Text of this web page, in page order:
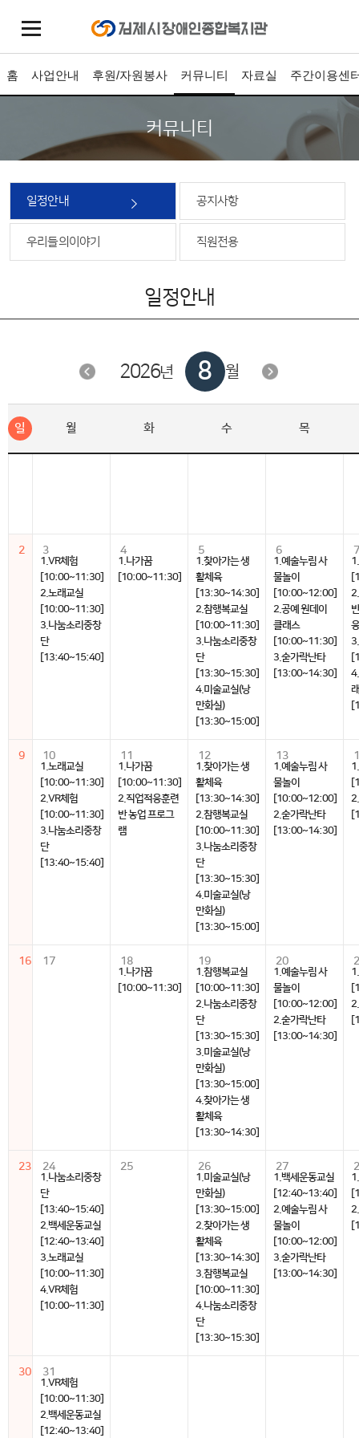
홈 사업안내 후원/자원봉사 커뮤니티 자료실 주간이용센
커뮤니티
일정안내 공지사항
우리들의이야기 직원전용
일정안내
2026년 8 월
일 월 화 수 목
2 3
1.VR체험
[10:00~11:30]
2.노래교실
[10:00~11:30]
3.나눔소리중창
단
[13:40~15:40]
4
1.나가꿈
[10:00~11:30]
5
1.찾아가는 생
활체육
[13:30~14:30]
2.참행복교실
[10:00~11:30]
3.나눔소리중창
단
[13:30~15:30]
4.미술교실(낭
만화실)
[13:30~15:00]
6
1.예술누림 사
물놀이
[10:00~12:00]
2.공예 원데이
클래스
[10:00~11:30]
3.숟가락난타
[13:00~14:30]
7
9 10
1.노래교실
[10:00~11:30]
2.VR체험
[10:00~11:30]
3.나눔소리중창
단
[13:40~15:40]
11
1.나가꿈
[10:00~11:30]
2.직업적응훈련
반 농업 프로그
램
12
1.찾아가는 생
활체육
[13:30~14:30]
2.참행복교실
[10:00~11:30]
3.나눔소리중창
단
[13:30~15:30]
4.미술교실(낭
만화실)
[13:30~15:00]
13
1.예술누림 사
물놀이
[10:00~12:00]
2.숟가락난타
[13:00~14:30]
16 17 18
1.나가꿈
[10:00~11:30]
19
1.참행복교실
[10:00~11:30]
2.나눔소리중창
단
[13:30~15:30]
3.미술교실(낭
만화실)
[13:30~15:00]
4.찾아가는 생
활체육
[13:30~14:30]
20
1.예술누림 사
물놀이
[10:00~12:00]
2.숟가락난타
[13:00~14:30]
23 24
1.나눔소리중창
단
[13:40~15:40]
2.백세운동교실
[12:40~13:40]
3.노래교실
[10:00~11:30]
4.VR체험
[10:00~11:30]
25 26
1.미술교실(낭
만화실)
[13:30~15:00]
2.찾아가는 생
활체육
[13:30~14:30]
3.참행복교실
[10:00~11:30]
4.나눔소리중창
단
[13:30~15:30]
27
1.백세운동교실
[12:40~13:40]
2.예술누림 사
물놀이
[10:00~12:00]
3.숟가락난타
[13:00~14:30]
30 31
1.VR체험
[10:00~11:30]
2.백세운동교실
[12:40~13:40]